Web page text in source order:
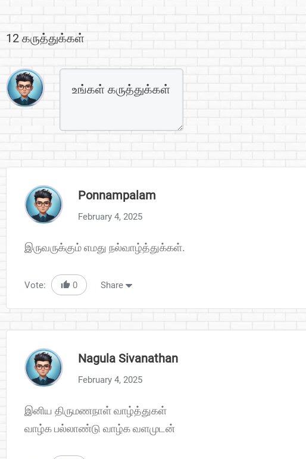
12 கருத்துக்கள்
Ponnampalam
February 4, 2025
இருவருக்கும் எமது நல்வாழ்த்துக்கள்.
Vote: 0 Share
Nagula Sivanathan
February 4, 2025
இனிய திருமணநாள் வாழ்த்துகள்
வாழ்க பல்லாண்டு வாழ்க வளமுடன்